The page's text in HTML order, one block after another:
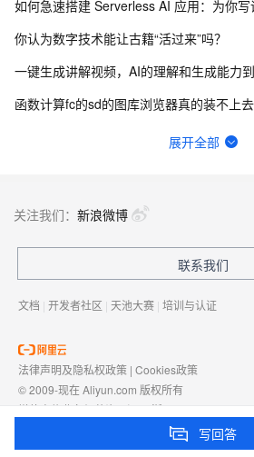
如何急速搭建 Serverless AI 应用：为你写
你认为数字技术能让古籍“活过来”吗？
一键生成讲解视频，AI的理解和生成能力
函数计算fc的sd的图库浏览器真的装不上
请问主域名备案了，子域名还要备案吗？
函数计算，通过FC函数创建的SD，怎么改
展开全部
写回答
关注我们： 新浪微博
联系我们
文档 | 开发者社区 | 天池大赛 | 培训与认证
法律声明及隐私权政策 | Cookies政策
© 2009-现在 Aliyun.com 版权所有
增值电信业务经营许可证： 浙B2-20080101
浙D3-20210002
浙公网安备 33010602009975号浙